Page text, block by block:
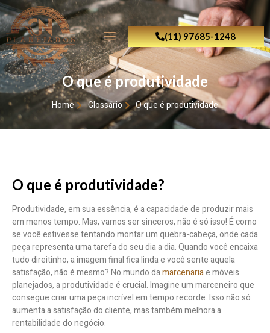
(11) 97685-1248
O que é produtividade
Home Glossário O que é produtividade
O que é produtividade?
Produtividade, em sua essência, é a capacidade de produzir mais
em menos tempo. Mas, vamos ser sinceros, não é só isso! É como
se você estivesse tentando montar um quebra-cabeça, onde cada
peça representa uma tarefa do seu dia a dia. Quando você encaixa
tudo direitinho, a imagem final fica linda e você sente aquela
satisfação, não é mesmo? No mundo damarcenariae móveis
planejados, a produtividade é crucial. Imagine um marceneiro que
consegue criar uma peça incrível em tempo recorde. Isso não só
aumenta a satisfação do cliente, mas também melhora a
rentabilidade do negócio.